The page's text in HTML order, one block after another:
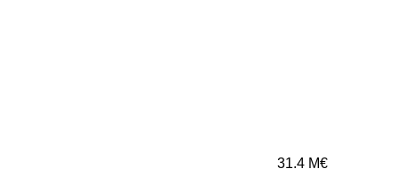
31.4 M€